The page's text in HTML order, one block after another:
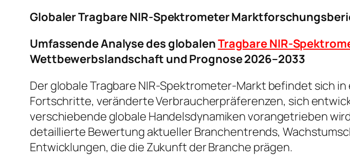
Globaler Tragbare NIR-Spektrometer
Umfassende Analyse des globalenTragbare NIR-
Wettbewerbslandschaft und Prognose 2026–2033
Der globale Tragbare NIR-Spektrometer-Markt befindet sich
Fortschritte, veränderte Verbraucherpräferenzen, sich
verschiebende globale Handelsdynamiken vorangetrieben
detaillierte Bewertung aktueller Branchentrends,
Entwicklungen, die die Zukunft der Branche prägen.